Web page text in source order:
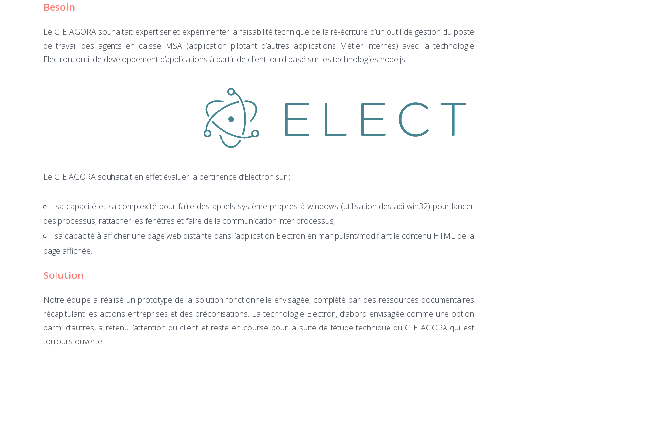
Besoin
Le GIE AGORA souhaitait expertiser et expérimenter la faisabilité technique de la ré-écriture d’un outil de gestion du poste
de travail des agents en caisse MSA (application pilotant d’autres applications Métier internes) avec la technologie
Electron, outil de développement d’applications à partir de client lourd basé sur les technologies node.js.
Le GIE AGORA souhaitait en effet évaluer la pertinence d’Electron sur :
sa capacité et sa complexité pour faire des appels système propres à windows (utilisation des api win32) pour lancer
des processus, rattacher les fenêtres et faire de la communication inter processus,
sa capacité à afficher une page web distante dans l’application Electron en manipulant/modifiant le contenu HTML de la
page affichée.
Solution
Notre équipe a réalisé un prototype de la solution fonctionnelle envisagée, complété par des ressources documentaires
récapitulant les actions entreprises et des préconisations. La technologie Electron, d’abord envisagée comme une option
parmi d’autres, a retenu l’attention du client et reste en course pour la suite de l’étude technique du GIE AGORA qui est
toujours ouverte.